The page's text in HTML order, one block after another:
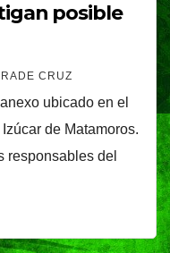
posible
CRUZ
ubicado en el
de Matamoros.
responsables del